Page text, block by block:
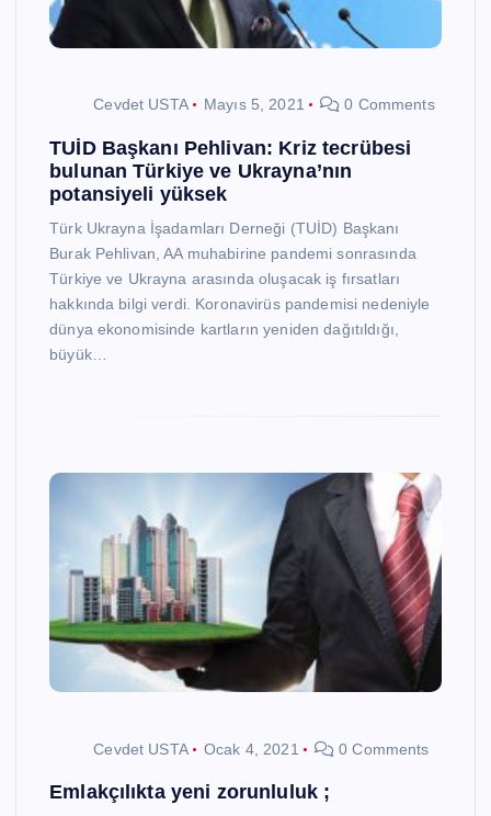
Cevdet USTA Mayıs 5, 2021 0 Comments
TUİD Başkanı Pehlivan: Kriz tecrübesi
bulunan Türkiye ve Ukrayna’nın
potansiyeli yüksek
Türk Ukrayna İşadamları Derneği (TUİD) Başkanı
Burak Pehlivan, AA muhabirine pandemi sonrasında
Türkiye ve Ukrayna arasında oluşacak iş fırsatları
hakkında bilgi verdi. Koronavirüs pandemisi nedeniyle
dünya ekonomisinde kartların yeniden dağıtıldığı,
büyük…
Cevdet USTA Ocak 4, 2021 0 Comments
Emlakçılıkta yeni zorunluluk ;